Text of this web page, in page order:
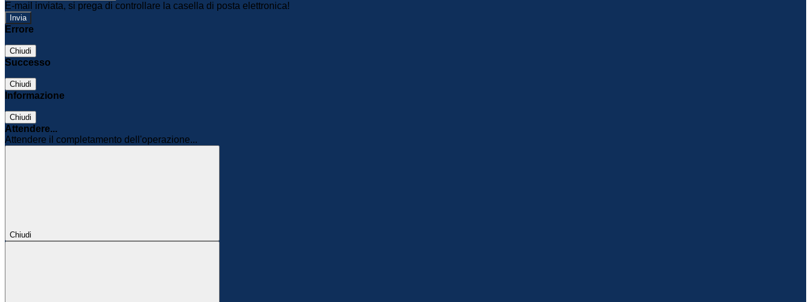
E-mail inviata, si prega di controllare la casella di posta elettronica!
Errore
Chiudi
Successo
Chiudi
Informazione
Chiudi
Attendere...
Attendere il completamento dell'operazione...
Chiudi